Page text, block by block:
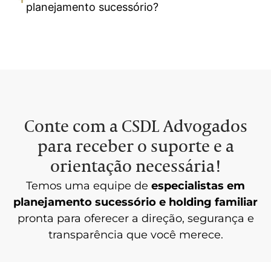
planejamento sucessório?
Conte com a CSDL Advogados
para receber o suporte e a
orientação necessária!
Temos uma equipe de especialistas em
planejamento sucessório e holding familiar
pronta para oferecer a direção, segurança e
transparência que você merece.